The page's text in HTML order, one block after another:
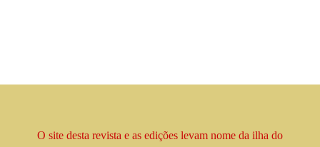
O site desta revista e as edições levam nome da ilha do